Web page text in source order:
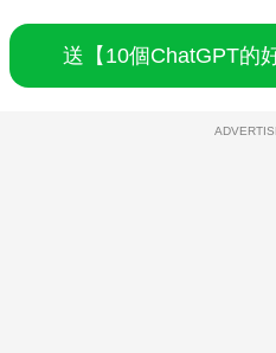
送【10個ChatGPT的